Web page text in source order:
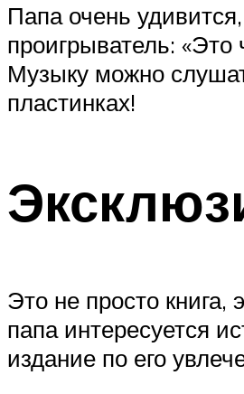
Папа очень
проигрыватель:
Музыку можно
пластинках!
Это не просто книга,
папа интересуется
издание по его